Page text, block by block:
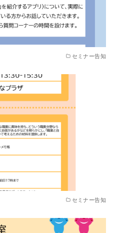
セミナー告知
セミナー告知